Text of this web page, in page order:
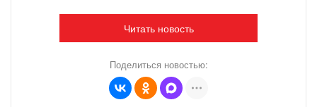
Читать новость
Поделиться новостью: